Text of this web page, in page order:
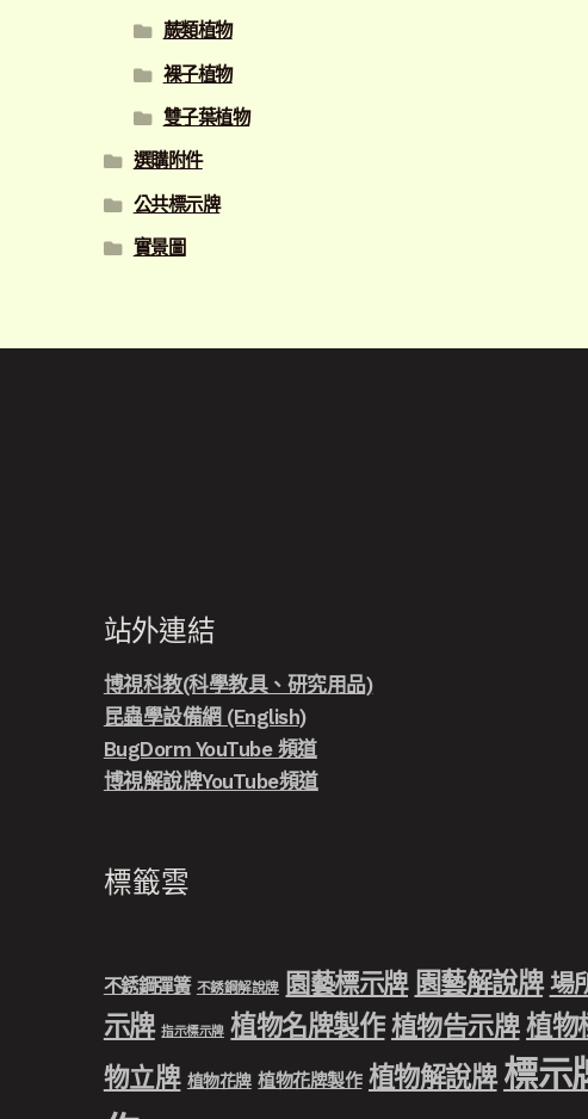
蕨類植物
裸子植物
雙子葉植物
選購附件
公共標示牌
實景圖
站外連結
博視科教(科學教具、研究用品)
昆蟲學設備網 (English)
BugDorm YouTube 頻道
博視解說牌YouTube頻道
標籤雲
不銹鋼彈簧 不銹鋼解說牌 園藝標示牌 園藝解說牌 場
示牌 指示標示牌 植物名牌製作 植物告示牌 植物
物立牌 植物花牌 植物花牌製作 植物解說牌 標示